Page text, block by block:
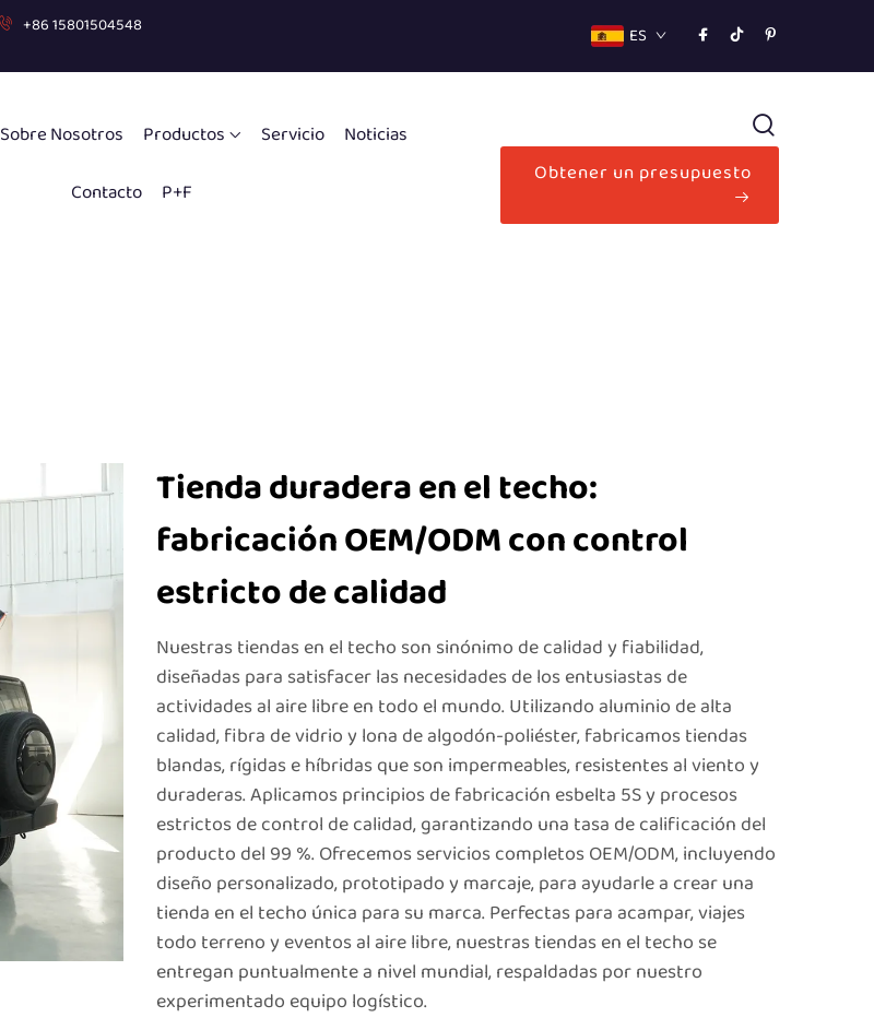
+86 15801504548
ES
Sobre Nosotros Productos Servicio
Noticias
Contacto
P+F
Obtener un presupuesto
Tienda duradera en el techo:
fabricación OEM/ODM con control
estricto de calidad
Nuestras tiendas en el techo son sinónimo de calidad y fiabilidad,
diseñadas para satisfacer las necesidades de los entusiastas de
actividades al aire libre en todo el mundo. Utilizando aluminio de alta
calidad, fibra de vidrio y lona de algodón-poliéster, fabricamos tiendas
blandas, rígidas e híbridas que son impermeables, resistentes al viento y
duraderas. Aplicamos principios de fabricación esbelta 5S y procesos
estrictos de control de calidad, garantizando una tasa de calificación del
producto del 99 %. Ofrecemos servicios completos OEM/ODM, incluyendo
diseño personalizado, prototipado y marcaje, para ayudarle a crear una
tienda en el techo única para su marca. Perfectas para acampar, viajes
todo terreno y eventos al aire libre, nuestras tiendas en el techo se
entregan puntualmente a nivel mundial, respaldadas por nuestro
experimentado equipo logístico.